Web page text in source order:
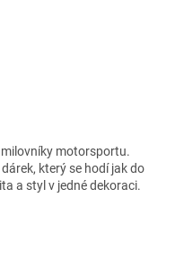
motorsportu.
který se hodí jak do
a styl v jedné dekoraci.